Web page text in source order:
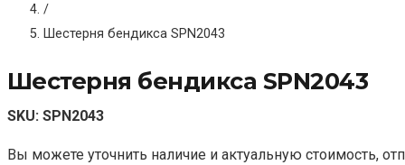
/
Шестерня бендикса SPN2043
Шестерня бендикса SPN2043
SKU: SPN2043
Вы можете уточнить наличие и актуальную стоимость,